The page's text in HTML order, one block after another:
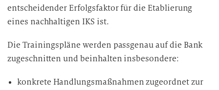
entscheidender Erfolgsfaktor für die Etablierung
eines nachhaltigen IKS ist.
Die Trainingspläne werden passgenau auf die Bank
zugeschnitten und beinhalten insbesondere:
konkrete Handlungsmaßnahmen zugeordnet zur